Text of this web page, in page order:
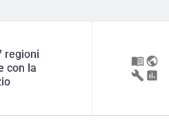
regioni
con la